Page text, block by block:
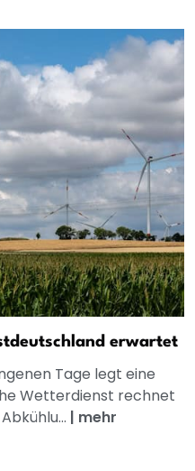
erwartet
Tage legt eine
Wetterdienst rechnet
| mehr